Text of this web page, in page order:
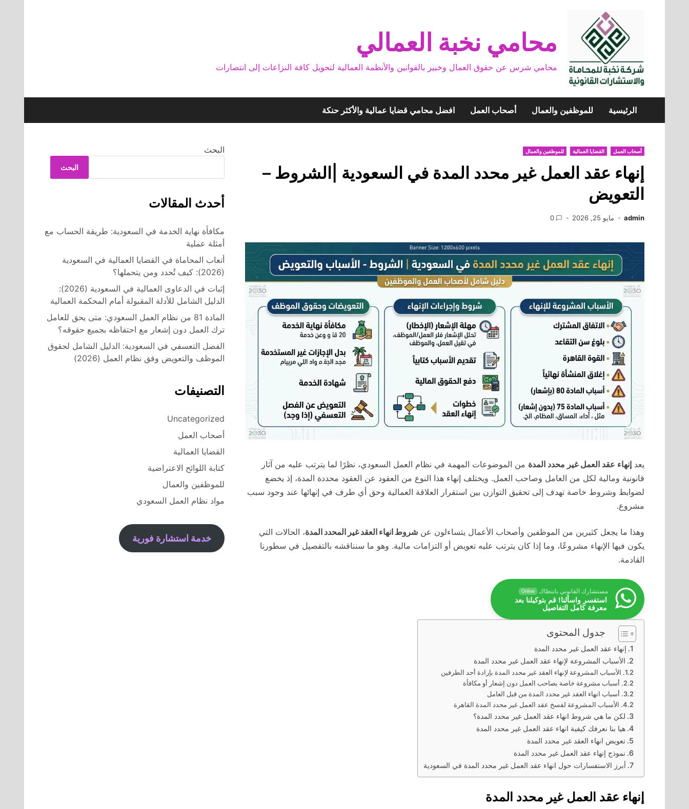
محامي نخبة العمالي
محامي شرس عن حقوق العمال وخبير بالقوانين والأنظمة العمالية لتحويل كافة النزاعات إلى انتصارات
الرئيسية للموظفين والعمال أصحاب العمل افضل محامي قضايا عمالية والأكثر حنكة
أصحاب العمل القضايا العمالية للموظفين والعمال
إنهاء عقد العمل غير محدد المدة في السعودية |الشروط –
التعويض
admin مايو 25, 2026 0
يعد إنهاء عقد العمل غير محدد المدة من الموضوعات المهمة في نظام العمل السعودي، نظرًا لما يترتب عليه من آثار
قانونية ومالية لكل من العامل وصاحب العمل. ويختلف إنهاء هذا النوع من العقود عن العقود محددة المدة، إذ يخضع
لضوابط وشروط خاصة تهدف إلى تحقيق التوازن بين استقرار العلاقة العمالية وحق أي طرف في إنهائها عند وجود سبب
مشروع.
وهذا ما يجعل كثيرين من الموظفين وأصحاب الأعمال يتساءلون عن شروط انهاء العقد غير المحدد المدة، الحالات التي
يكون فيها الإنهاء مشروعًا، وما إذا كان يترتب عليه تعويض أو التزامات مالية. وهو ما سنناقشه بالتفصيل في سطورنا
القادمة.
مستشارك القانوني بانتظاك Online
استفسر واسألنا! قم بتوكيلنا بعد
معرفة كامل التفاصيل
جدول المحتوى
إنهاء عقد العمل غير محدد المدة
الأسباب المشروعة لإنهاء عقد العمل غير محدد المدة
الأسباب المشروعة لإنهاء العقد غير محدد المدة بإرادة أحد الطرفين
أسباب مشروعة خاصة بصاحب العمل دون إشعار أو مكافأة
أسباب انهاء العقد غير محدد المدة من قبل العامل
الأسباب المشروعة لفسخ عقد العمل غير محدد المدة القاهرة
لكن ما هي شروط انهاء عقد العمل غير محدد المدة؟
هيا بنا نعرفك كيفية انهاء عقد العمل غير محدد المدة
تعويض انهاء العقد غير محدد المدة
نموذج إنهاء عقد العمل غير محدد المدة
أبرز الاستفسارات حول انهاء عقد العمل غير محدد المدة في السعودية
إنهاء عقد العمل غير محدد المدة
البحث
البحث
أحدث المقالات
مكافأة نهاية الخدمة في السعودية: طريقة الحساب مع
أمثلة عملية
أتعاب المحاماة في القضايا العمالية في السعودية
(2026): كيف تُحدد ومن يتحملها؟
إثبات في الدعاوى العمالية في السعودية (2026):
الدليل الشامل للأدلة المقبولة أمام المحكمة العمالية
المادة 81 من نظام العمل السعودي: متى يحق للعامل
ترك العمل دون إشعار مع احتفاظه بجميع حقوقه؟
الفصل التعسفي في السعودية: الدليل الشامل لحقوق
الموظف والتعويض وفق نظام العمل (2026)
التصنيفات
Uncategorized
أصحاب العمل
القضايا العمالية
كتابة اللوائح الاعتراضية
للموظفين والعمال
مواد نظام العمل السعودي
خدمة استشارة فورية